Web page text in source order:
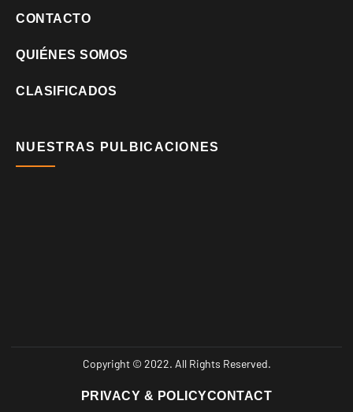
CONTACTO
QUIÉNES SOMOS
CLASIFICADOS
NUESTRAS PULBICACIONES
Copyright © 2022. All Rights Reserved.
PRIVACY & POLICYCONTACT